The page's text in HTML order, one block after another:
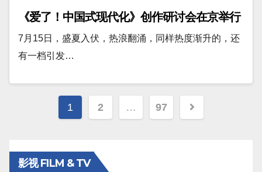
《爱了！中国式现代化》创作研讨会在京举行
7月15日，盛夏入伏，热浪翻涌，同样热度渐升的，还
有一档引发…
文
分
1 2 … 97
影视 FILM & TV